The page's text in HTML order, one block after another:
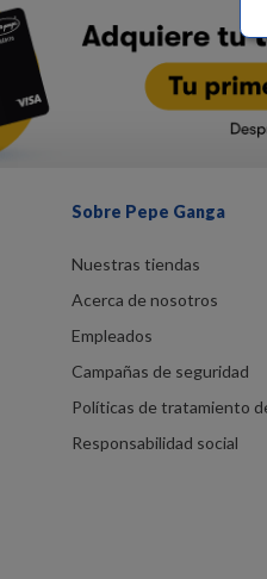
Sobre Pepe Ganga
Nuestras tiendas
Acerca de nosotros
Empleados
Campañas de seguridad
Políticas de tratamiento
Responsabilidad social